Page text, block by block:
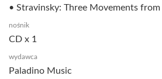
• Stravinsky: Three Movements from
nośnik
CD x 1
wydawca
Paladino Music